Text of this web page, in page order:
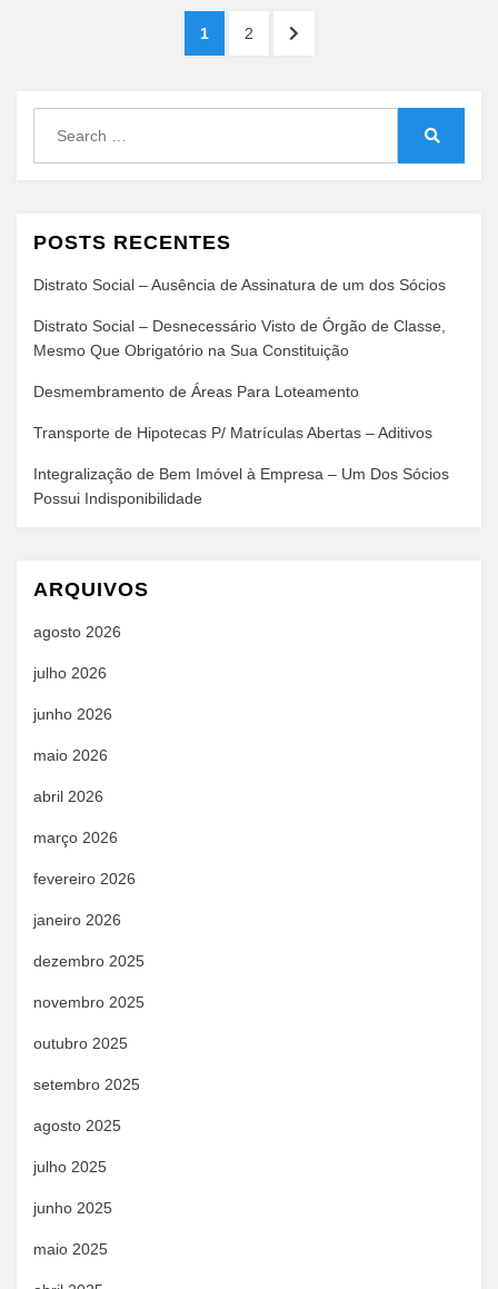
de
posts
PAGE
1 PAGE
2
NEXT
POSTS RECENTES
Distrato Social – Ausência de Assinatura de um dos Sócios
Distrato Social – Desnecessário Visto de Órgão de Classe,
Mesmo Que Obrigatório na Sua Constituição
Desmembramento de Áreas Para Loteamento
Transporte de Hipotecas P/ Matrículas Abertas – Aditivos
Integralização de Bem Imóvel à Empresa – Um Dos Sócios
Possui Indisponibilidade
ARQUIVOS
agosto 2026
julho 2026
junho 2026
maio 2026
abril 2026
março 2026
fevereiro 2026
janeiro 2026
dezembro 2025
novembro 2025
outubro 2025
setembro 2025
agosto 2025
julho 2025
junho 2025
maio 2025